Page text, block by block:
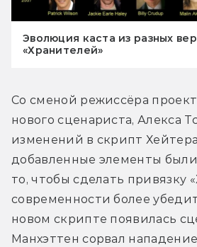
Эволюция каста из разных
«Хранителей»
Со сменой режиссёра
нового сценариста, Алекса
изменений в скрипт
добавленные элементы
то, чтобы сделать привязку
современности более
новом скрипте появилась
Манхэттен сорвал